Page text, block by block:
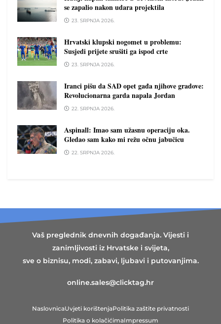
se zapalio nakon udara projektila
23. SRPNJA 2026.
Hrvatski klupski nogomet u problemu:
Susjedi prijete srušiti ga ispod crte
23. SRPNJA 2026.
Iranci pišu da SAD opet gađa njihove gradove:
Revolucionarna garda napala Jordan
22. SRPNJA 2026.
Aspinall: Imao sam užasnu operaciju oka.
Gledao sam kako mi režu očnu jabučicu
22. SRPNJA 2026.
Vaš preglednik dnevnih događanja. Vijesti i
zanimljivosti iz Hrvatske i svijeta,
sve o biznisu, modi, zabavi, ljubavi i putovanjima.
online.sales@clicktag.hr
NaslovnicaUvjeti korištenjaPolitika zaštite privatnosti
Politika o kolačićimaImpressum